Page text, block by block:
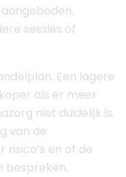
sessies of
Een lagere
als er meer
niet duidelijk is.
van de
risico’s en of de
bespreken.